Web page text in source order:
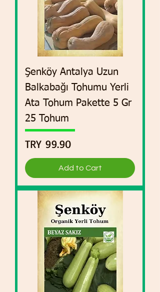
Şenköy Antalya Uzun
Balkabağı Tohumu Yerli
Ata Tohum Pakette 5 Gr
25 Tohum
Price
TRY 99.90
Add to Cart